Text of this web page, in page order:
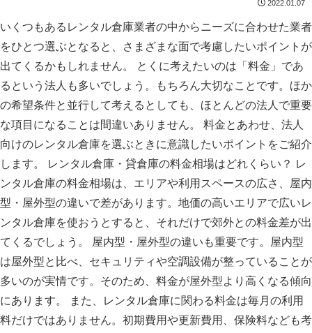
2022.01.07
いくつもあるレンタル倉庫業者の中からニーズに合わせた業者
をひとつ選ぶとなると、さまざまな面で考慮したいポイントが
出てくるかもしれません。 とくに考えたいのは「料金」であ
るという法人も多いでしょう。もちろん大切なことです。ほか
の希望条件と並行して考えるとしても、ほとんどの法人で重要
な項目になることは間違いありません。 料金とあわせ、法人
向けのレンタル倉庫を選ぶときに意識したいポイントをご紹介
します。 レンタル倉庫・貸倉庫の料金相場はどれくらい？ レ
ンタル倉庫の料金相場は、エリアや利用スペースの広さ、屋内
型・屋外型の違いで差があります。地価の高いエリアで広いレ
ンタル倉庫を使おうとすると、それだけで郊外との料金差が出
てくるでしょう。 屋内型・屋外型の違いも重要です。屋内型
は屋外型と比べ、セキュリティや空調設備が整っていることが
多いのが実情です。そのため、料金が屋外型より高くなる傾向
にあります。 また、レンタル倉庫に関わる料金は毎月の利用
料だけではありません。初期費用や更新費用、保険料なども考